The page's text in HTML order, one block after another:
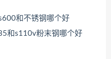
和不锈钢哪个好
和s110v粉末钢哪个好